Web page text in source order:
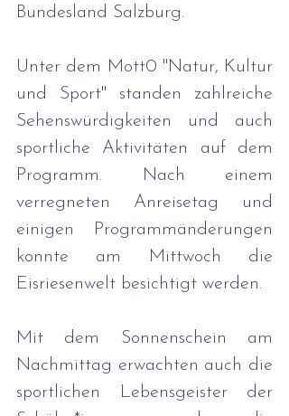
Bundesland Salzburg.
Unter dem Mott0 "Natur, Kultur
und Sport" standen zahlreiche
Sehenswürdigkeiten und auch
sportliche Aktivitäten auf dem
Programm. Nach einem
verregneten Anreisetag und
einigen Programmänderungen
konnte am Mittwoch die
Eisriesenwelt besichtigt werden.
Mit dem Sonnenschein am
Nachmittag erwachten auch die
sportlichen Lebensgeister der